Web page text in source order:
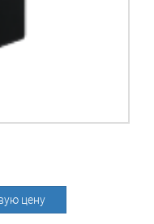
цену